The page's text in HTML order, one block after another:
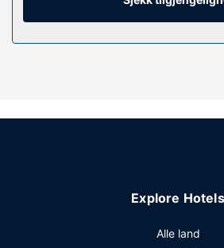
Fasiliteter på eiendommen
Skjem bort deg selv på stedets spa,
har i tillegg wi-fi (inkludert),
restauranten. Stedet har en bar/
daglig fra kl. 07.00 til kl. 11.00 mot et
Explore Hotels
Alle land